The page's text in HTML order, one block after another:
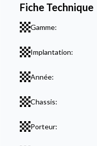
Fiche Technique
Gamme:
Implantation:
Année:
Chassis:
Porteur: